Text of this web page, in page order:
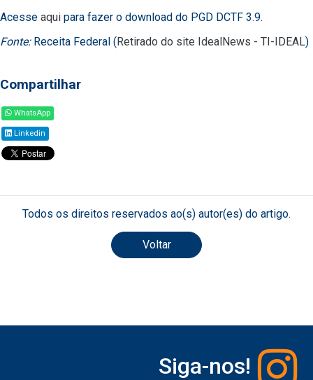
Acesse aqui para fazer o download do PGD DCTF 3.9.
Fonte:Receita Federal (Retirado do site IdealNews - TI-IDEAL)
Compartilhar
WhatsApp
Linkedin
Todos os direitos reservados ao(s) autor(es) do artigo.
Voltar
Siga-nos!